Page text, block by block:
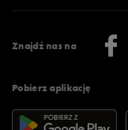
Znajdź nas na
Pobierz aplikację
Regulamin
Więcej
Praca
Informacje o firmie